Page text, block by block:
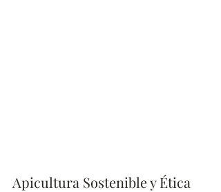
Apicultura Sostenible y Ética